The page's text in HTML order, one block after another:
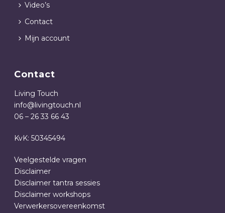
Video’s
Contact
Mijn account
Contact
Living Touch
info@livingtouch.nl
06 – 26 33 66 43
KvK: 50345494
Veelgestelde vragen
Disclaimer
Disclaimer tantra sessies
Disclaimer workshops
Verwerkersovereenkomst